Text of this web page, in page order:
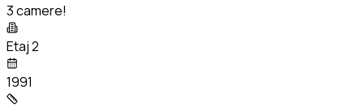
3 camere!
Etaj 2
1991